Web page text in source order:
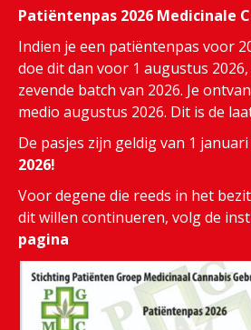
Patiëntenpas 2026 Medicinale
Indien je een patiëntenpas voor
doe dit dan voor 1 augustus
zevende batch van 2026. Je
medio augustus 2026. Dit is de
De pasjes zijn geldig van 1
2026!
Voor degene die reeds in het
dit willen continueren, volg de
pagina